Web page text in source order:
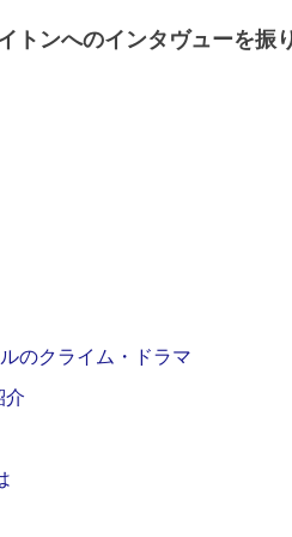
トンへのインタヴューを振
のクライム・ドラマ
介